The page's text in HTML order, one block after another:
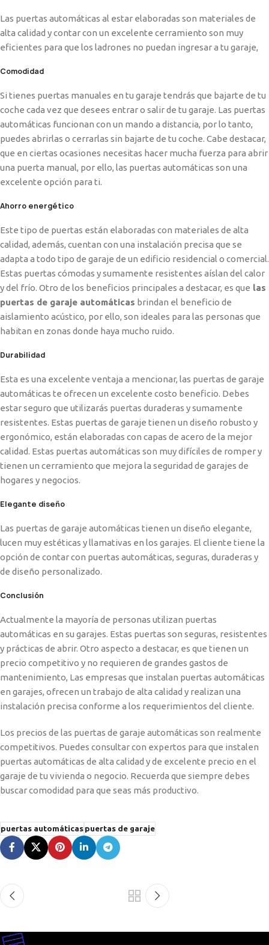
Las puertas automáticas al estar elaboradas son materiales de
alta calidad y contar con un excelente cerramiento son muy
eficientes para que los ladrones no puedan ingresar a tu garaje,
Comodidad
Si tienes puertas manuales en tu garaje tendrás que bajarte de tu
coche cada vez que desees entrar o salir de tu garaje. Las puertas
automáticas funcionan con un mando a distancia, por lo tanto,
puedes abrirlas o cerrarlas sin bajarte de tu coche. Cabe destacar,
que en ciertas ocasiones necesitas hacer mucha fuerza para abrir
una puerta manual, por ello, las puertas automáticas son una
excelente opción para ti.
Ahorro energético
Este tipo de puertas están elaboradas con materiales de alta
calidad, además, cuentan con una instalación precisa que se
adapta a todo tipo de garaje de un edificio residencial o comercial.
Estas puertas cómodas y sumamente resistentes aíslan del calor
y del frío. Otro de los beneficios principales a destacar, es que las
puertas de garaje automáticas brindan el beneficio de
aislamiento acústico, por ello, son ideales para las personas que
habitan en zonas donde haya mucho ruido.
Durabilidad
Esta es una excelente ventaja a mencionar, las puertas de garaje
automáticas te ofrecen un excelente costo beneficio. Debes
estar seguro que utilizarás puertas duraderas y sumamente
resistentes. Estas puertas de garaje tienen un diseño robusto y
ergonómico, están elaboradas con capas de acero de la mejor
calidad. Estas puertas automáticas son muy difíciles de romper y
tienen un cerramiento que mejora la seguridad de garajes de
hogares y negocios.
Elegante diseño
Las puertas de garaje automáticas tienen un diseño elegante,
lucen muy estéticas y llamativas en los garajes. El cliente tiene la
opción de contar con puertas automáticas, seguras, duraderas y
de diseño personalizado.
Conclusión
Actualmente la mayoría de personas utilizan puertas
automáticas en su garajes. Estas puertas son seguras, resistentes
y prácticas de abrir. Otro aspecto a destacar, es que tienen un
precio competitivo y no requieren de grandes gastos de
mantenimiento, Las empresas que instalan puertas automáticas
en garajes, ofrecen un trabajo de alta calidad y realizan una
instalación precisa conforme a los requerimientos del cliente.
Los precios de las puertas de garaje automáticas son realmente
competitivos. Puedes consultar con expertos para que instalen
puertas automáticas de alta calidad y de excelente precio en el
garaje de tu vivienda o negocio. Recuerda que siempre debes
buscar comodidad para que seas más productivo.
puertas automáticaspuertas de garaje